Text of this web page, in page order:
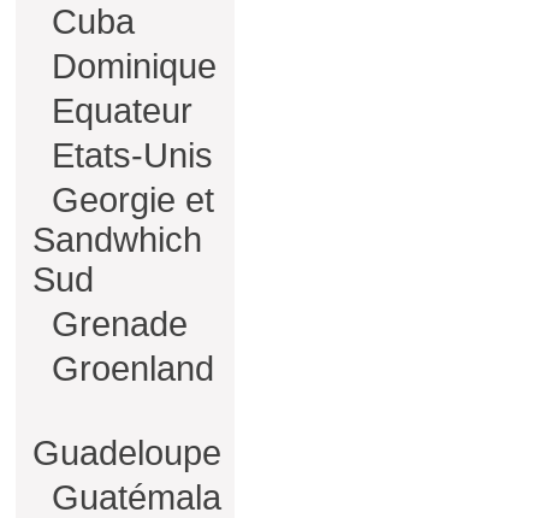
Cuba
Dominique
Equateur
Etats-Unis
Georgie et
Sandwhich
Sud
Grenade
Groenland
Guadeloupe
Guatémala